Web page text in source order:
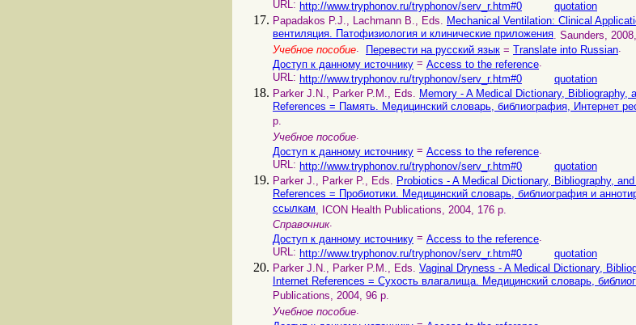
URL: http://www.tryphonov.ru/tryphonov/serv_r.htm#0
quotation
Papadakos P.J., Lachmann B., Eds. Mechanical Ventilation: Clinical
вентиляция. Патофизиология и клинические приложения. Saunders,
Учебное пособие. Перевести на русский язык = Translate into Russian.
Доступ к данному источнику = Access to the reference.
URL: http://www.tryphonov.ru/tryphonov/serv_r.htm#0
quotation
Parker J.N., Parker P.M., Eds. Memory - A Medical Dictionary, Bibliography,
References = Память. Медицинский словарь, библиография, Интернет
p.
Учебное пособие.
Доступ к данному источнику = Access to the reference.
URL: http://www.tryphonov.ru/tryphonov/serv_r.htm#0
quotation
Parker J., Parker P., Eds. Probiotics - A Medical Dictionary, Bibliography,
References = Пробиотики. Медицинский словарь, библиография и
ссылкам, ICON Health Publications, 2004, 176 p.
Справочник.
Доступ к данному источнику = Access to the reference.
URL: http://www.tryphonov.ru/tryphonov/serv_r.htm#0
quotation
Parker J.N., Parker P.M., Eds. Vaginal Dryness - A Medical Dictionary,
Internet References = Сухость влагалища. Медицинский словарь,
Publications, 2004, 96 p.
Учебное пособие.